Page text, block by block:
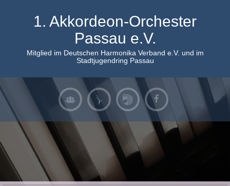
1. Akkordeon-Orchester
Passau e.V.
Mitglied im Deutschen Harmonika Verband e.V. und im
Stadtjugendring Passau